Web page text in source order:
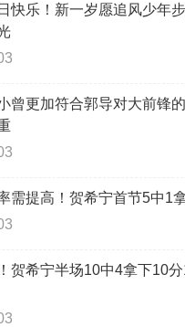
快乐！新一岁愿追风少年
曾更加符合郭导对大前锋
需提高！贺希宁首节5中1
贺希宁半场10中4拿下10